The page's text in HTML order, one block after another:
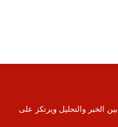
الخبر والتحليل ويرتكز على